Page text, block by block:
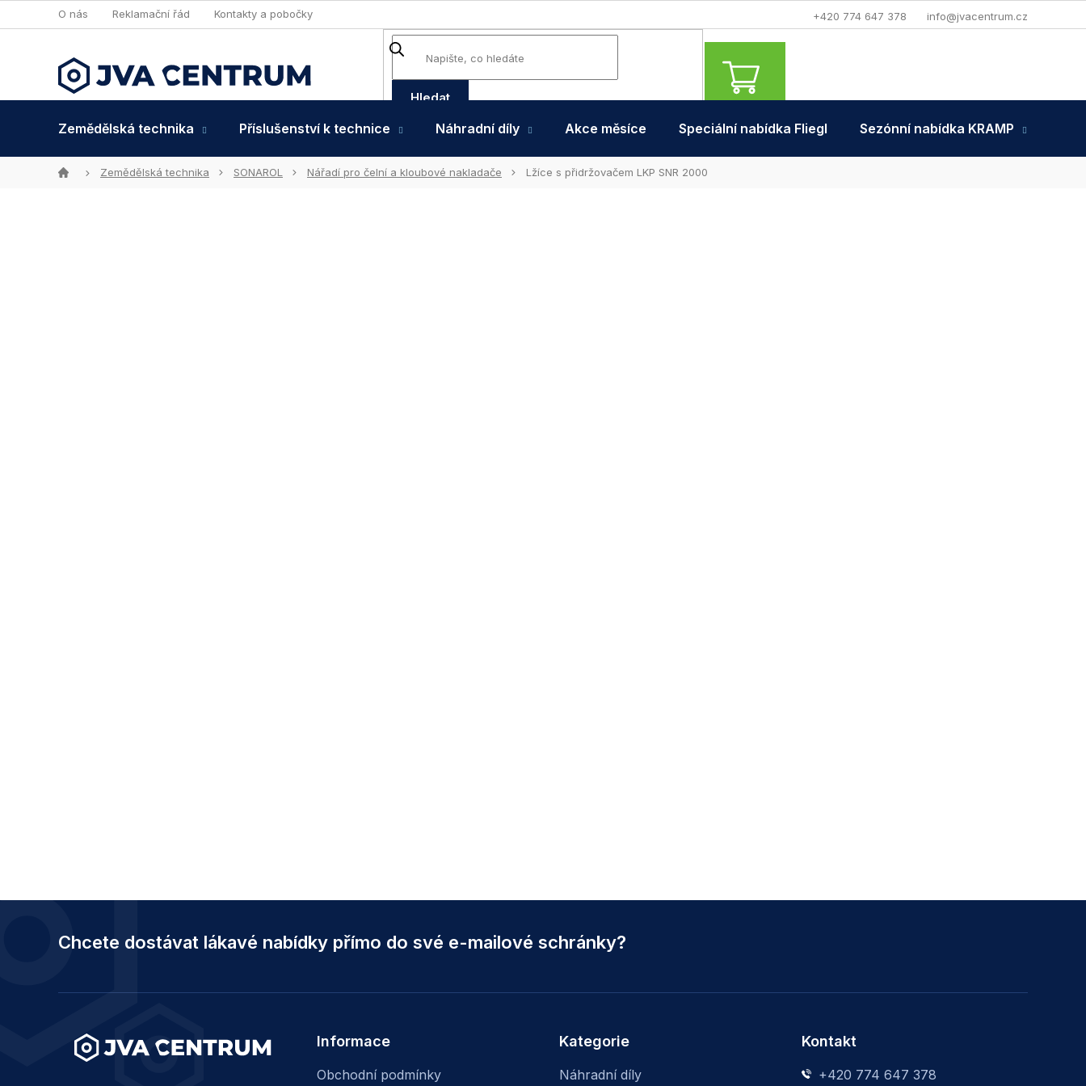
na
+420 774 647 378 info@jvacentrum.cz
O nás Reklamační řád Kontakty a pobočky
Hledat
NÁKUPNÍ
KOŠÍK
Zemědělská technika
Příslušenství k technice Náhradní díly Akce měsíce Speciální nabídka Fliegl Sezónní nabídka KRAMP
DomůZemědělská technika SONAROL Nářadí pro čelní a kloubové nakladače Lžíce s přidržovačem LKP SNR 2000
Chcete dostávat lákavé nabídky přímo do své e-mailové schránky?
Informace
Obchodní podmínky
Kategorie
Náhradní díly
Kontakt
+420 774 647 378